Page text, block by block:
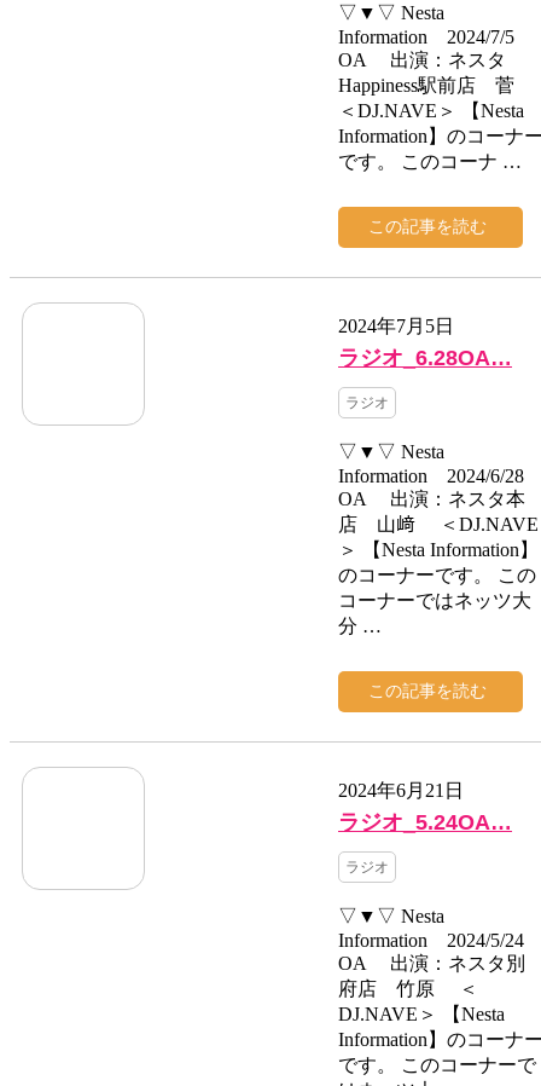
▽▼▽ Nesta
Information 2024/7/5
OA 出演：ネスタ
Happiness駅前店 菅
＜DJ.NAVE＞ 【Nesta
Information】のコーナ
です。 このコーナ …
この記事を読む
2024年7月5日
ラジオ_6.28OA…
ラジオ
▽▼▽ Nesta
Information 2024/6/28
OA 出演：ネスタ本
店 山﨑 ＜DJ.NAVE
＞ 【Nesta Information】
のコーナーです。 この
コーナーではネッツ大
分 …
この記事を読む
2024年6月21日
ラジオ_5.24OA…
ラジオ
▽▼▽ Nesta
Information 2024/5/24
OA 出演：ネスタ別
府店 竹原 ＜
DJ.NAVE＞ 【Nesta
Information】のコーナ
です。 このコーナーで